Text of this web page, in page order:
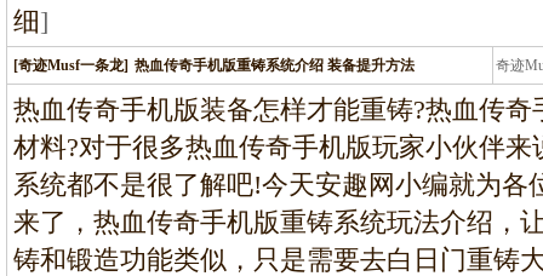
细]
[奇迹Musf一条龙] 热血传奇手机版重铸系统介绍 装备提升方法 奇迹
条
热血传奇手机版装备怎样才能重铸?热血传
材料?对于很多热血传奇手机版玩家小伙伴
系统都不是很了解吧!今天安趣网小编就为各
来了，热血传奇手机版重铸系统玩法介绍，
铸和锻造功能类似，只是需要去白日门重铸